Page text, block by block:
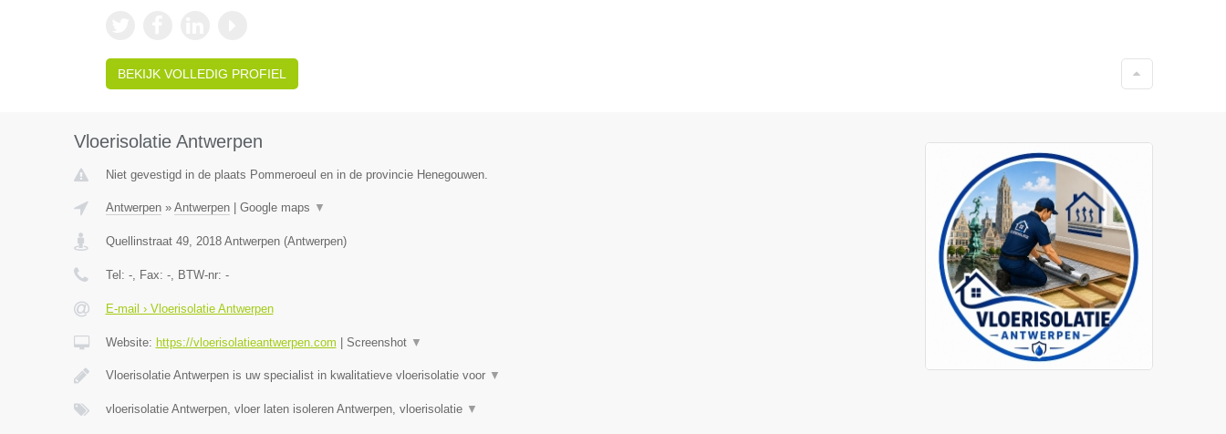
BEKIJK VOLLEDIG PROFIEL
Vloerisolatie Antwerpen
Niet gevestigd in de plaats Pommeroeul en in de provincie Henegouwen.
Antwerpen» Antwerpen| Google maps ▼
Quellinstraat 49, 2018 Antwerpen(Antwerpen)
Tel: -, Fax: -, BTW-nr: -
E-mail › Vloerisolatie Antwerpen
Website: https://vloerisolatieantwerpen.com Screenshot ▼
Vloerisolatie Antwerpen is uw specialist in kwalitatieve vloerisolatie voor ▼
vloerisolatie Antwerpen, vloer laten isoleren Antwerpen, vloerisolatie ▼